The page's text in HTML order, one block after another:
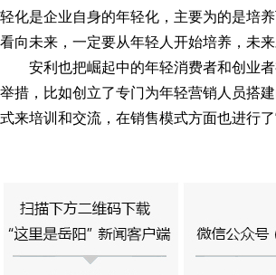
轻化是企业自身的年轻化，主要为的是培
看向未来，一定要从年轻人开始培养，未
安利也把崛起中的年轻消费者和创业
举措，比如创立了专门为年轻营销人员搭
式来培训和交流，在销售模式方面也进行了